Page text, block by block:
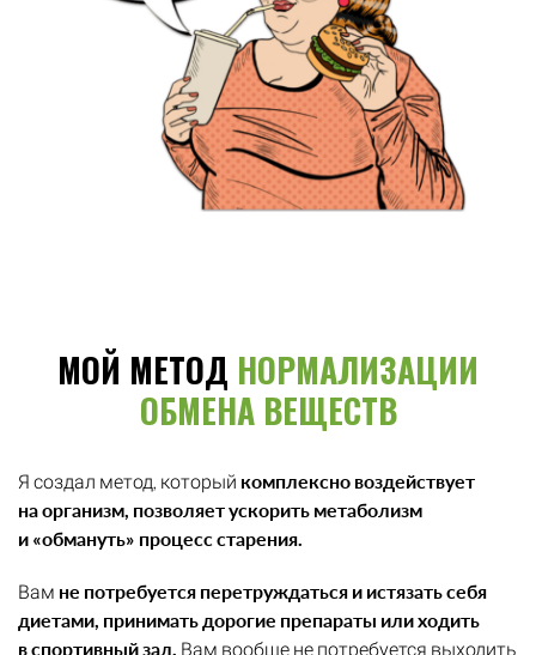
МОЙ МЕТОД НОРМАЛИЗАЦИИ
ОБМЕНА ВЕЩЕСТВ
Я создал метод, который комплексно воздействует
на организм, позволяет ускорить метаболизм
и «обмануть» процесс старения.
Вам не потребуется перетруждаться и истязать себя
диетами, принимать дорогие препараты или ходить
в спортивный зал. Вам вообще не потребуется выходить